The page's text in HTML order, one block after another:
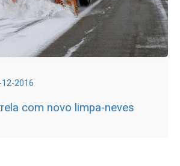
12-2016
com novo limpa-neves